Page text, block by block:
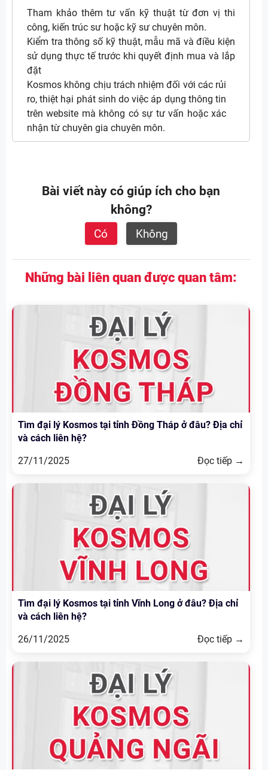
Tham khảo thêm tư vấn kỹ thuật từ đơn vị thi
công, kiến trúc sư hoặc kỹ sư chuyên môn.
Kiểm tra thông số kỹ thuật, mẫu mã và điều kiện
sử dụng thực tế trước khi quyết định mua và lắp
đặt
Kosmos không chịu trách nhiệm đối với các rủi
ro, thiệt hại phát sinh do việc áp dụng thông tin
trên website mà không có sự tư vấn hoặc xác
nhận từ chuyên gia chuyên môn.
Bài viết này có giúp ích cho bạn
không?
Có Không
Những bài liên quan được quan tâm:
Tìm đại lý Kosmos tại tỉnh Đồng Tháp ở đâu? Địa chỉ
và cách liên hệ?
27/11/2025
Đọc tiếp →
Tìm đại lý Kosmos tại tỉnh Vĩnh Long ở đâu? Địa chỉ
và cách liên hệ?
26/11/2025
Đọc tiếp →